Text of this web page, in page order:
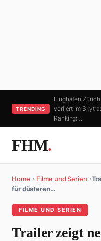
TRENDING
Flughafen Zürich
verliert im
Ranking:…
FHM.
Home › Filme und Serien ›
für düsteren…
FILME UND SERIEN
Trailer zeigt